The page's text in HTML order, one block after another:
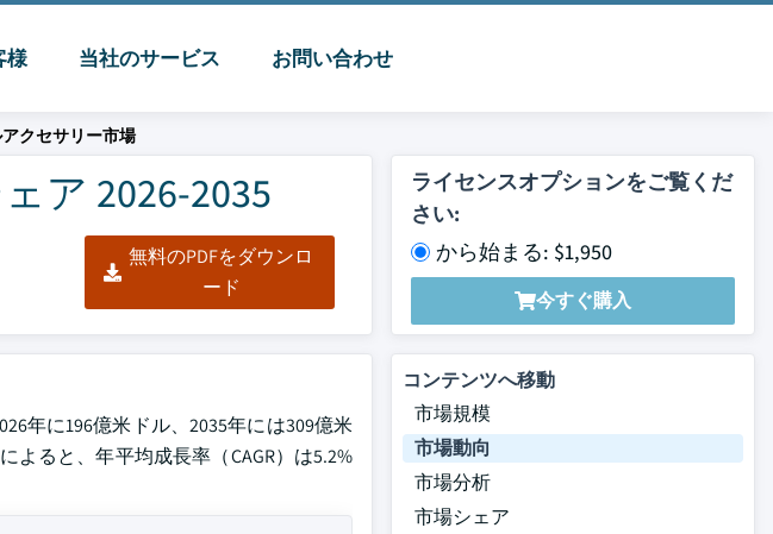
様 当社のサービス お問い合わせ
クセサリー市場
ア 2026-2035
無料のPDFをダウンロ
ード
ライセンスオプションをご覧くだ
さい:
から始まる: $1,950
今すぐ購入
年に196億米ドル、2035年には309億米
ると、年平均成長率（CAGR）は5.2%
コンテンツへ移動
市場規模
市場動向
市場分析
市場シェア